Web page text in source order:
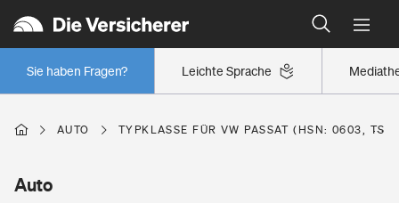
Leichte Sprache
Sie haben Fragen?
Wer versichert was: Jetzt Versicherer finden
Regionalklassen: So ist Ihre Region eingestuft
Wer versichert was: Jetzt Versicherer finden
AUTO TYPKLASSE FÜR VW PASSAT (HSN: 0603,
Auto